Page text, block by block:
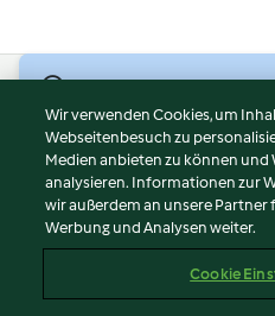
Nutzungsbedingungen
Datenschutzrichtlinien
Disclaimer
Impressum
Inhalt melden
Wir verwenden Cookies, um
Webseitenbesuch zu
Medien anbieten zu können und
analysieren. Informationen zur
wir außerdem an unsere Partner
Werbung und Analysen weiter.
Cookie